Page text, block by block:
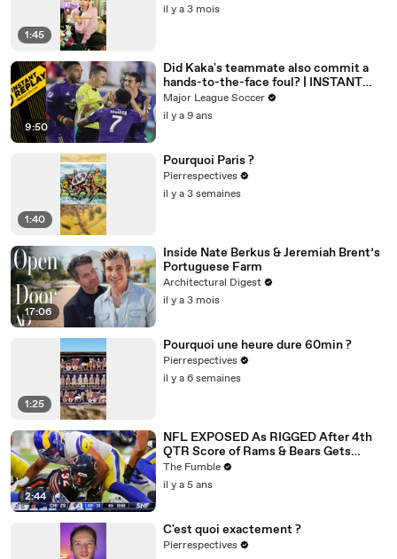
1:45
il y a 3 mois
9:50
Did Kaka's teammate also commit a
hands-to-the-face foul? | INSTANT
REPLAY
Major League Soccer
il y a 9 ans
1:40
Pourquoi Paris ?
Pierrespectives
il y a 3 semaines
17:06
Inside Nate Berkus & Jeremiah Brent’s
Portuguese Farm
Architectural Digest
il y a 3 mois
1:25
Pourquoi une heure dure 60min ?
Pierrespectives
il y a 6 semaines
2:44
NFL EXPOSED As RIGGED After 4th
QTR Score of Rams & Bears Gets
Posted On Screen During 1st Half
The Fumble
il y a 5 ans
C'est quoi exactement ?
Pierrespectives